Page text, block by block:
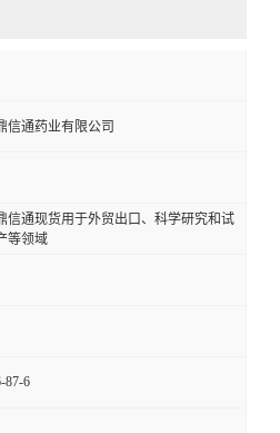
信通药业有限公司
信通现货用于外贸出口、科学研究和试
等领域
87-6